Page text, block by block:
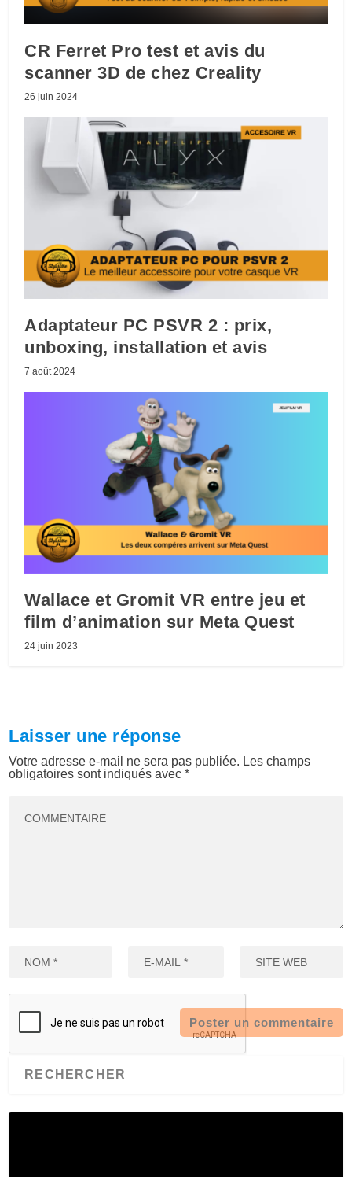
CR Ferret Pro test et avis du
scanner 3D de chez Creality
26 juin 2024
Adaptateur PC PSVR 2 : prix,
unboxing, installation et avis
7 août 2024
Wallace et Gromit VR entre jeu et
film d’animation sur Meta Quest
24 juin 2023
Laisser une réponse
Votre adresse e-mail ne sera pas publiée. Les champs
obligatoires sont indiqués avec*